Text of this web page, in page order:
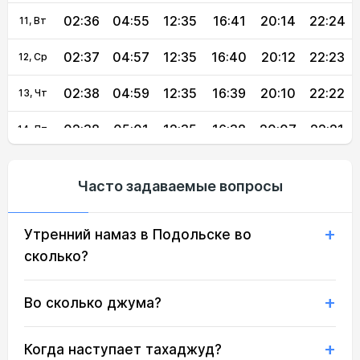
11, Вт 02:36 04:55 12:35 16:41 20:14 22:24
12, Ср 02:37 04:57 12:35 16:40 20:12 22:23
13, Чт 02:38 04:59 12:35 16:39 20:10 22:22
14, Пт 02:38 05:01 12:35 16:38 20:07 22:21
17, Пн 02:43 05:06 12:34 16:34 22:11
19, Ср 02:50 05:10 22:03
20, Чт 02:54 05:12 12:33 16:30 21:59
Часто задаваемые вопросы
Утренний намаз в Подольске во
сколько?
Во сколько джума?
Когда наступает тахаджуд?